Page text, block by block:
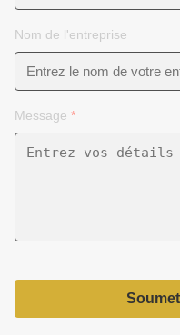
Nom de l'entreprise
Message *